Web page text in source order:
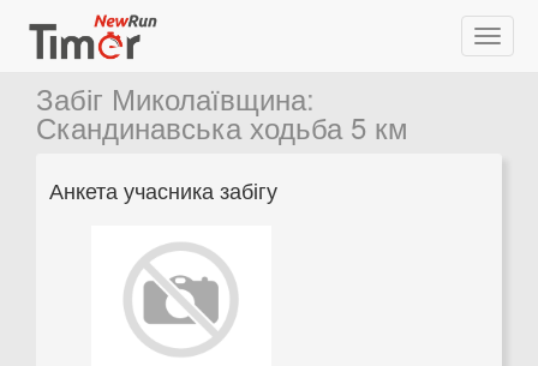
Забіг Миколаївщина:
Скандинавська ходьба 5 км
Анкета учасника забігу